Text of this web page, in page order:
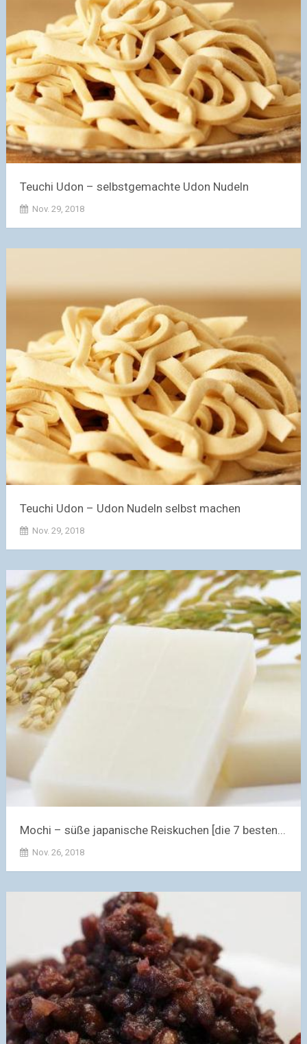
Teuchi Udon – selbstgemachte Udon Nudeln
Nov. 29, 2018
Teuchi Udon – Udon Nudeln selbst machen
Nov. 29, 2018
Mochi – süße japanische Reiskuchen [die 7 besten...
Nov. 26, 2018